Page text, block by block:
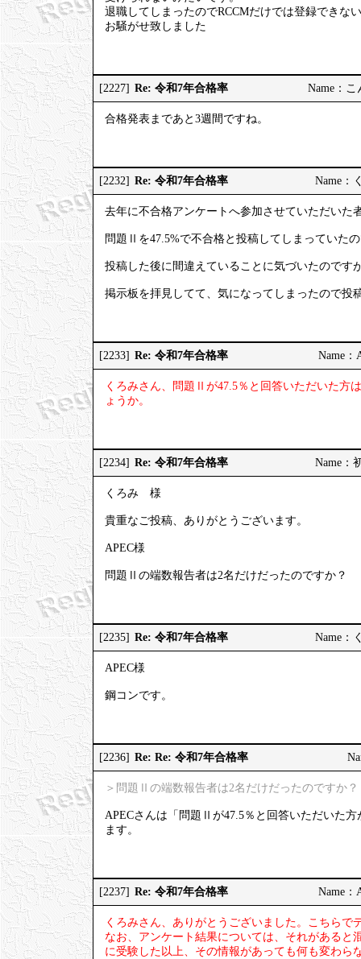
退職してしまったのでRCCMだけでは登録できな
お騒がせ致しました
[2227] Re: 令和7年合格率 Name：
合格発表まであと3週間ですね。
[2232] Re: 令和7年合格率 Name：
去年に不合格アンケートへ参加させていただいた
問題Ⅱを47.5%で不合格と投稿してしまっていた
投稿した後に間違えていることに気づいたのです
掲示板を拝見してて、気になってしまったので投
[2233] Re: 令和7年合格率 Name：
くろみさん、問題Ⅱが47.5％と回答いただいた方
ょうか。
[2234] Re: 令和7年合格率 Name：
くろみ 様
貴重なご投稿、ありがとうございます。
APEC様
問題Ⅱの端数報告者は2名だけだったのですか？
[2235] Re: 令和7年合格率 Name：
APEC様
鋼コンです。
[2236] Re: Re: 令和7年合格率
＞問題Ⅱの端数報告者は2名だけだったのですか？
APECさんは「問題Ⅱが47.5％と回答いただいた
ます。
[2237] Re: 令和7年合格率 Name：
くろみさん、ありがとうございました。こちらで
なお、アンケート結果については、それがある
に受験した以上、その情報があっても何も変わ